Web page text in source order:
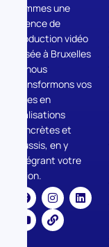
sommes une
agence de
production vidéo
basée à Bruxelles
et nous
transformons vos
idées en
réalisations
concrètes et
réussis, en y
intégrant votre
vision.